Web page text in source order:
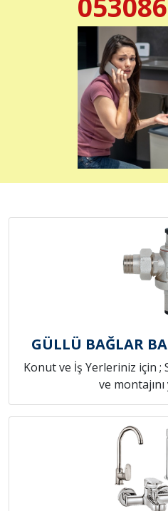
GÜLLÜ BAĞLAR
Konut ve İş Yerleriniz için ;
ve